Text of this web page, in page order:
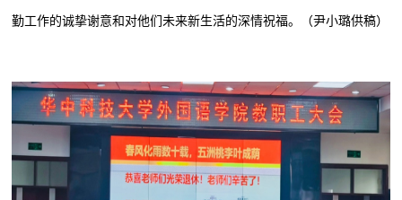
勤工作的诚挚谢意和对他们未来新生活的深情祝福。（尹小璐供稿）